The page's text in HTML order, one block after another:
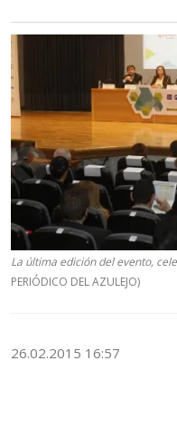
La última edición del evento,
PERIÓDICO DEL AZULEJO)
26.02.2015 16:57